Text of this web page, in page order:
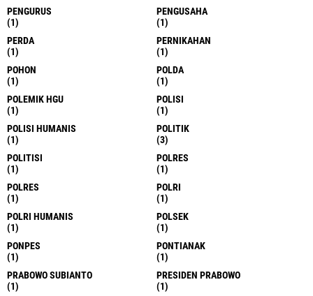
PENGURUS
(1)
PENGUSAHA
(1)
PERDA
(1)
PERNIKAHAN
(1)
POHON
(1)
POLDA
(1)
POLEMIK HGU
(1)
POLISI
(1)
POLISI HUMANIS
(1)
POLITIK
(3)
POLITISI
(1)
POLRES
(1)
POLRES
(1)
POLRI
(1)
POLRI HUMANIS
(1)
POLSEK
(1)
PONPES
(1)
PONTIANAK
(1)
PRABOWO SUBIANTO
(1)
PRESIDEN PRABOWO
(1)